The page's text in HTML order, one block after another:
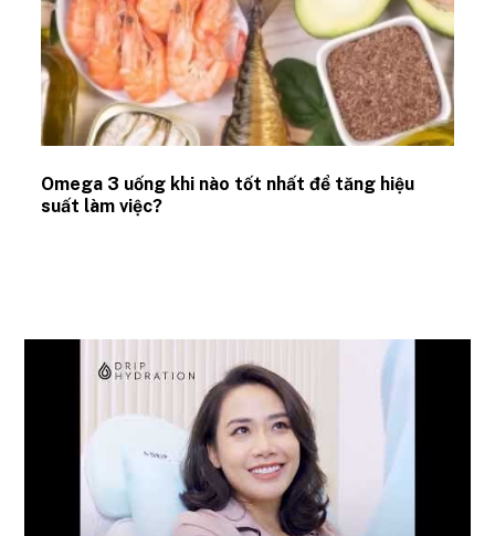
Omega 3 uống khi nào tốt nhất để tăng hiệu
suất làm việc?